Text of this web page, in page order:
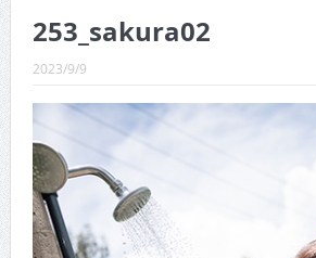
CINEMA×STYLE 289号
CINEMA×STYLE 287号
CINEMA×STYLE 286号
CINEMA×STYLE 285号
CINEMA×STYLE 294号
253_sakura02
2023/9/9